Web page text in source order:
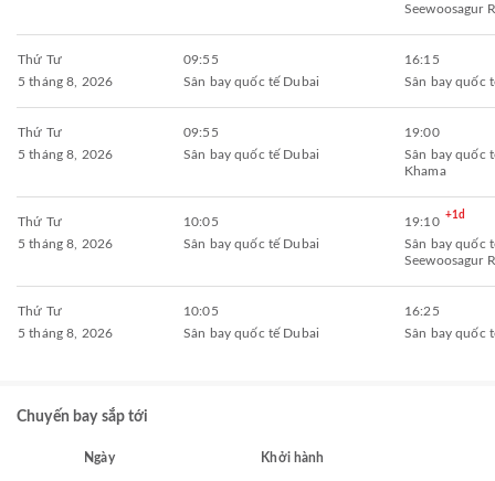
Seewoosagur
Thứ Tư
5 tháng 8, 2026
09:55
Sân bay quốc tế Dubai
16:15
Sân bay quốc
Thứ Tư
5 tháng 8, 2026
09:55
Sân bay quốc tế Dubai
19:00
Sân bay quốc
Khama
Thứ Tư
5 tháng 8, 2026
10:05
Sân bay quốc tế Dubai
19:10 +1d
Sân bay quốc
Seewoosagur
Thứ Tư
5 tháng 8, 2026
10:05
Sân bay quốc tế Dubai
16:25
Sân bay quốc
Chuyến bay sắp tới
Ngày Khởi hành